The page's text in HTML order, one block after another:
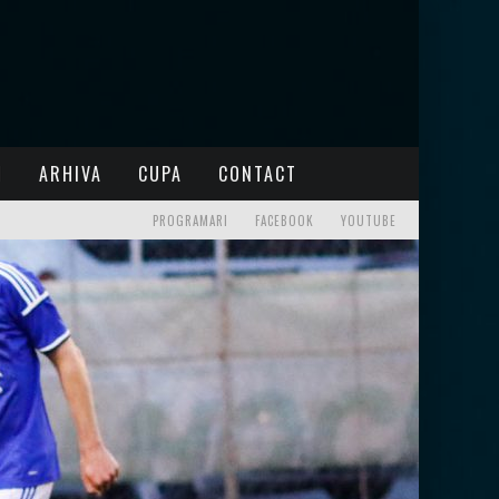
ARHIVA CUPA CONTACT
PROGRAMARI FACEBOOK YOUTUBE